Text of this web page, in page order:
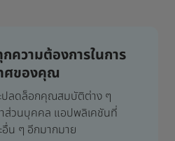
ความต้องการในการ
ศของคุณ
ปลดล็อกคุณสมบัติต่าง ๆ
ส่วนบุคคล แอปพลิเคชันที่
อื่น ๆ อีกมากมาย